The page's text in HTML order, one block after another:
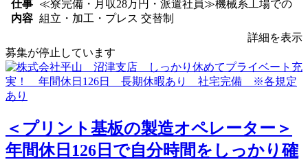
仕事
内容
≪寮完備・月収28万円・派遣社員≫機械系工場での
組立・加工・プレス 交替制
詳細を表示
募集が停止しています
＜プリント基板の製造オペレーター＞
年間休日126日で自分時間をしっかり確